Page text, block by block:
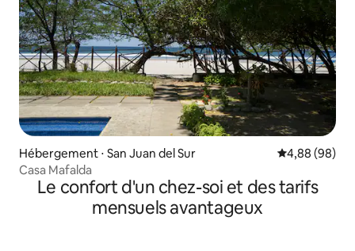
Hébergement ⋅ San Juan del Sur Évaluation
4,88 (98)
Casa Mafalda
Le confort d'un chez-soi et des tarifs
mensuels avantageux